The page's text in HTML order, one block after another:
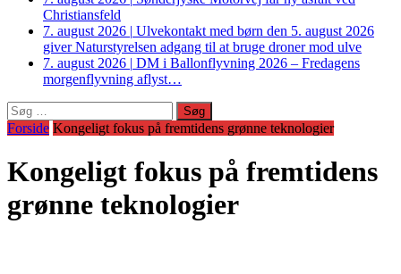
Christiansfeld
7. august 2026 | Ulvekontakt med børn den 5. august 2026
giver Naturstyrelsen adgang til at bruge droner mod ulve
7. august 2026 | DM i Ballonflyvning 2026 – Fredagens
morgenflyvning aflyst…
Søg
efter:
Forside Kongeligt fokus på fremtidens grønne teknologier
Kongeligt fokus på fremtidens
grønne teknologier